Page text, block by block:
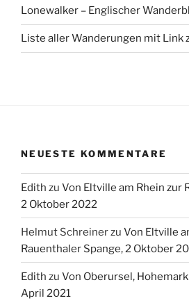
Lonewalker – Englischer
Liste aller Wanderungen mit Link
NEUESTE KOMMENTARE
Edith zu Von Eltville am Rhein zur
2 Oktober 2022
Helmut Schreinerzu Von Eltville
Rauenthaler Spange, 2 Oktober
Edith zu Von Oberursel,
April 2021